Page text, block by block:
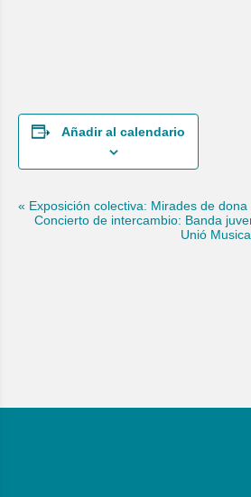
Añadir al calendario
Navegación
del
« Exposición colectiva: Mirades de dona
Concierto de intercambio: Banda
Unió